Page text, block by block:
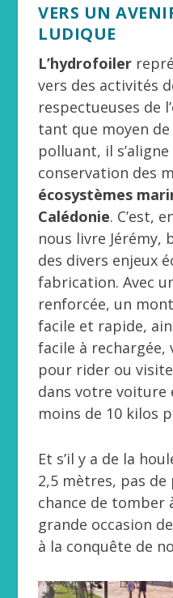
VERS UN
LUDIQUE
L’hydrofoiler
vers des activités
respectueuses de l’
tant que moyen
polluant, il
conservation des
écosystèmes
Calédonie. C’est,
nous livre Jérémy,
des divers enjeux
fabrication. Avec
renforcée, un
facile et rapide,
facile à
pour rider ou
dans votre voiture
moins de 10 kilos
Et s’il y a de la
2,5 mètres, pas de
chance de tomber
grande occasion de
à la conquête de